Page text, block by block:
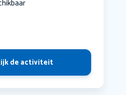
de activiteit